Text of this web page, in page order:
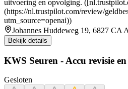
uitvoering en opvolging.
(https://nl.trustpilot.com/review/
utm_source=openai))
Johannes Huddeweg 19, 6827 CA
Bekijk details
KWS Seuren - Accu revisie
Gesloten